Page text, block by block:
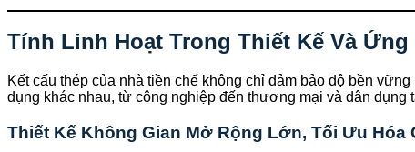
Tính Linh Hoạt Trong Thiết Kế Và Ứng
Kết cấu thép của nhà tiền chế không chỉ đảm bảo độ bền
dụng khác nhau, từ công nghiệp đến thương mại và dân dụng
Thiết Kế Không Gian Mở Rộng Lớn, Tối Ưu Hóa